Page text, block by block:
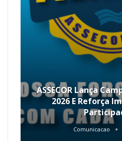
ASSECOR Lança
2026 E Reforça
Comunicacao